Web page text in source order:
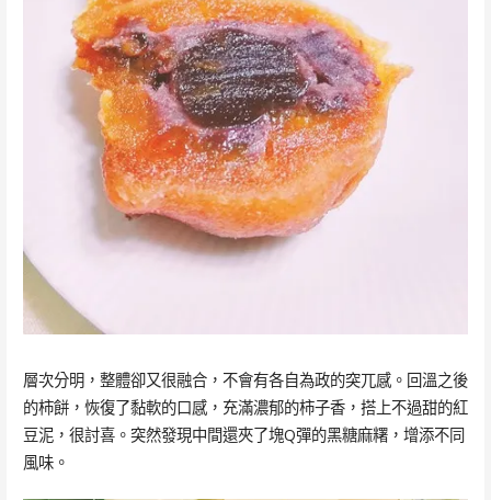
層次分明，整體卻又很融合，不會有各自為政的突兀感。回溫之後
的柿餅，恢復了黏軟的口感，充滿濃郁的柿子香，搭上不過甜的紅
豆泥，很討喜。突然發現中間還夾了塊Q彈的黑糖麻糬，增添不同
風味。